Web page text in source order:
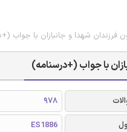
فرزندان شهدا و جانبازان با جواب
با جواب (+درسنامه)
978
ES1886